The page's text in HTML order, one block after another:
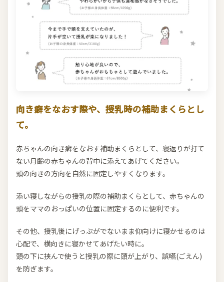
向き癖をなおす際や、授乳時の補助まくらとし
て。
赤ちゃんの向き癖をなおす補助まくらとして、寝返りが打て
ない月齢の赤ちゃんの背中に添えてあげてください。
頭の向きの方向を自然に固定しやすくなります。
添い寝しながらの授乳の際の補助まくらとして、赤ちゃんの
頭をママのおっぱいの位置に固定するのに便利です。
その他、授乳後にげっぷがでないまま仰向けに寝かせるのは
心配で、横向きに寝かせてあげたい時に。
頭の下に挟んで使うと授乳の際に頭が上がり、誤嚥(ごえん)
を防ぎます。